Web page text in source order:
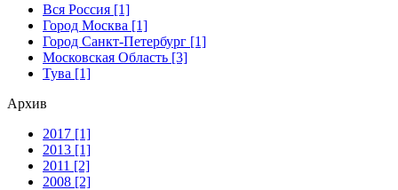
Вся Россия [1]
Город Москва [1]
Город Санкт-Петербург [1]
Московская Область [3]
Тува [1]
Архив
2017 [1]
2013 [1]
2011 [2]
2008 [2]